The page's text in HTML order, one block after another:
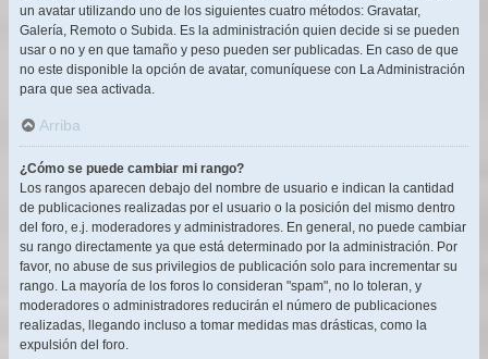
un avatar utilizando uno de los siguientes cuatro métodos: Gravatar,
Galería, Remoto o Subida. Es la administración quien decide si se pueden
usar o no y en que tamaño y peso pueden ser publicadas. En caso de que
no este disponible la opción de avatar, comuníquese con La Administración
para que sea activada.
Arriba
¿Cómo se puede cambiar mi rango?
Los rangos aparecen debajo del nombre de usuario e indican la cantidad
de publicaciones realizadas por el usuario o la posición del mismo dentro
del foro, e.j. moderadores y administradores. En general, no puede cambiar
su rango directamente ya que está determinado por la administración. Por
favor, no abuse de sus privilegios de publicación solo para incrementar su
rango. La mayoría de los foros lo consideran "spam", no lo toleran, y
moderadores o administradores reducirán el número de publicaciones
realizadas, llegando incluso a tomar medidas mas drásticas, como la
expulsión del foro.